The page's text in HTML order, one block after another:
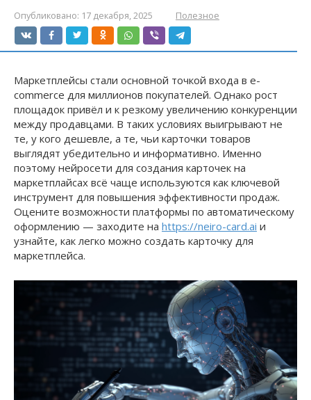
Опубликовано: 17 декабря, 2025 Полезное
Маркетплейсы стали основной точкой входа в e-
commerce для миллионов покупателей. Однако рост
площадок привёл и к резкому увеличению конкуренции
между продавцами. В таких условиях выигрывают не
те, у кого дешевле, а те, чьи карточки товаров
выглядят убедительно и информативно. Именно
поэтому нейросети для создания карточек на
маркетплайсах всё чаще используются как ключевой
инструмент для повышения эффективности продаж.
Оцените возможности платформы по автоматическому
оформлению — заходите на https://neiro-card.ai и
узнайте, как легко можно создать карточку для
маркетплейса.